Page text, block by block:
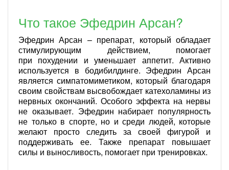
Что такое Эфедрин Арсан?
Эфедрин Арсан – препарат, который обладает
стимулирующим действием, помогает
при похудении и уменьшает аппетит. Активно
используется в бодибилдинге. Эфедрин Арсан
является симпатомиметиком, который благодаря
своим свойствам высвобождает катехоламины из
нервных окончаний. Особого эффекта на нервы
не оказывает. Эфедрин набирает популярность
не только в спорте, но и среди людей, которые
желают просто следить за своей фигурой и
поддерживать ее. Также препарат повышает
силы и выносливость, помогает при тренировках.